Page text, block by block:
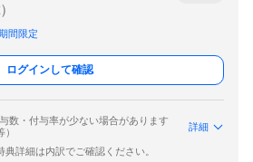
間限定
ログインして確認
数・付与率が少ない場合があります
詳細
詳細は内訳でご確認ください。